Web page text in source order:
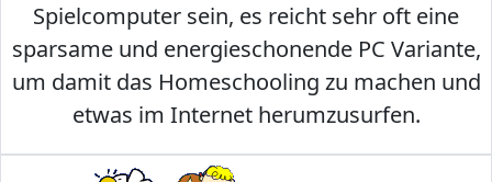
Spielcomputer sein, es reicht sehr oft eine
sparsame und energieschonende PC Variante,
um damit das Homeschooling zu machen und
etwas im Internet herumzusurfen.